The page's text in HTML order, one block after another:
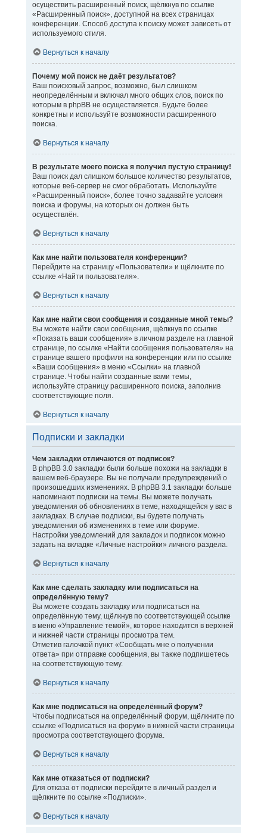
осуществить расширенный поиск, щёлкнув по ссылке
«Расширенный поиск», доступной на всех страницах
конференции. Способ доступа к поиску может зависеть от
используемого стиля.
Вернуться к началу
Почему мой поиск не даёт результатов?
Ваш поисковый запрос, возможно, был слишком
неопределённым и включал много общих слов, поиск по
которым в phpBB не осуществляется. Будьте более
конкретны и используйте возможности расширенного
поиска.
Вернуться к началу
В результате моего поиска я получил пустую страницу!
Ваш поиск дал слишком большое количество результатов,
которые веб-сервер не смог обработать. Используйте
«Расширенный поиск», более точно задавайте условия
поиска и форумы, на которых он должен быть
осуществлён.
Вернуться к началу
Как мне найти пользователя конференции?
Перейдите на страницу «Пользователи» и щёлкните по
ссылке «Найти пользователя».
Вернуться к началу
Как мне найти свои сообщения и созданные мной темы?
Вы можете найти свои сообщения, щёлкнув по ссылке
«Показать ваши сообщения» в личном разделе на главной
странице, по ссылке «Найти сообщения пользователя» на
странице вашего профиля на конференции или по ссылке
«Ваши сообщения» в меню «Ссылки» на главной
странице. Чтобы найти созданные вами темы,
используйте страницу расширенного поиска, заполнив
соответствующие поля.
Вернуться к началу
Подписки и закладки
Чем закладки отличаются от подписок?
В phpBB 3.0 закладки были больше похожи на закладки в
вашем веб-браузере. Вы не получали предупреждений о
произошедших изменениях. В phpBB 3.1 закладки больше
напоминают подписки на темы. Вы можете получать
уведомления об обновлениях в теме, находящейся у вас в
закладках. В случае подписки, вы будете получать
уведомления об изменениях в теме или форуме.
Настройки уведомлений для закладок и подписок можно
задать на вкладке «Личные настройки» личного раздела.
Вернуться к началу
Как мне сделать закладку или подписаться на
определённую тему?
Вы можете создать закладку или подписаться на
определённую тему, щёлкнув по соответствующей ссылке
в меню «Управление темой», которое находится в верхней
и нижней части страницы просмотра тем.
Отметив галочкой пункт «Сообщать мне о получении
ответа» при отправке сообщения, вы также подпишетесь
на соответствующую тему.
Вернуться к началу
Как мне подписаться на определённый форум?
Чтобы подписаться на определённый форум, щёлкните по
ссылке «Подписаться на форум» в нижней части страницы
просмотра соответствующего форума.
Вернуться к началу
Как мне отказаться от подписки?
Для отказа от подписки перейдите в личный раздел и
щёлкните по ссылке «Подписки».
Вернуться к началу